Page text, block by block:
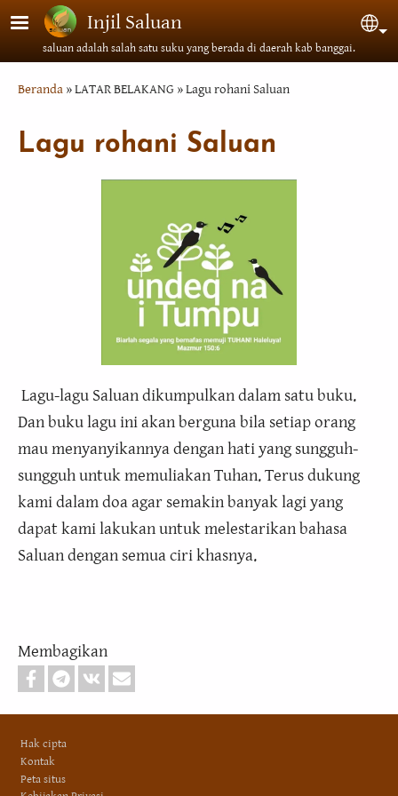
Lompat ke isi utamaInjil Saluan
saluan adalah salah satu suku yang berada di daerah kab banggai.
Breadcrumb
Beranda LATAR BELAKANG Lagu rohani Saluan
Lagu rohani Saluan
Lagu-lagu Saluan dikumpulkan dalam satu buku.
Dan buku lagu ini akan berguna bila setiap orang
mau menyanyikannya dengan hati yang sungguh-
sungguh untuk memuliakan Tuhan. Terus dukung
kami dalam doa agar semakin banyak lagi yang
dapat kami lakukan untuk melestarikan bahasa
Saluan dengan semua ciri khasnya.
Membagikan
Hak cipta
Kontak
Peta situs